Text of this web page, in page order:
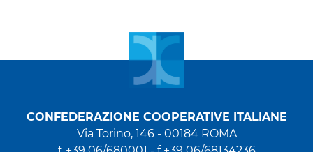
CONFEDERAZIONE COOPERATIVE ITALIANE
Via Torino, 146 - 00184 ROMA